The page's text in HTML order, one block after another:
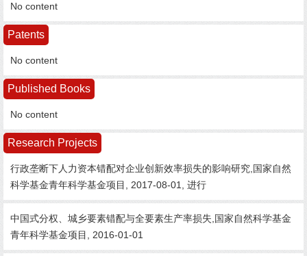
No content
Patents
No content
Published Books
No content
Research Projects
行政垄断下人力资本错配对企业创新效率损失的影响研究,国家自然
科学基金青年科学基金项目, 2017-08-01, 进行
中国式分权、城乡要素错配与全要素生产率损失,国家自然科学基金
青年科学基金项目, 2016-01-01